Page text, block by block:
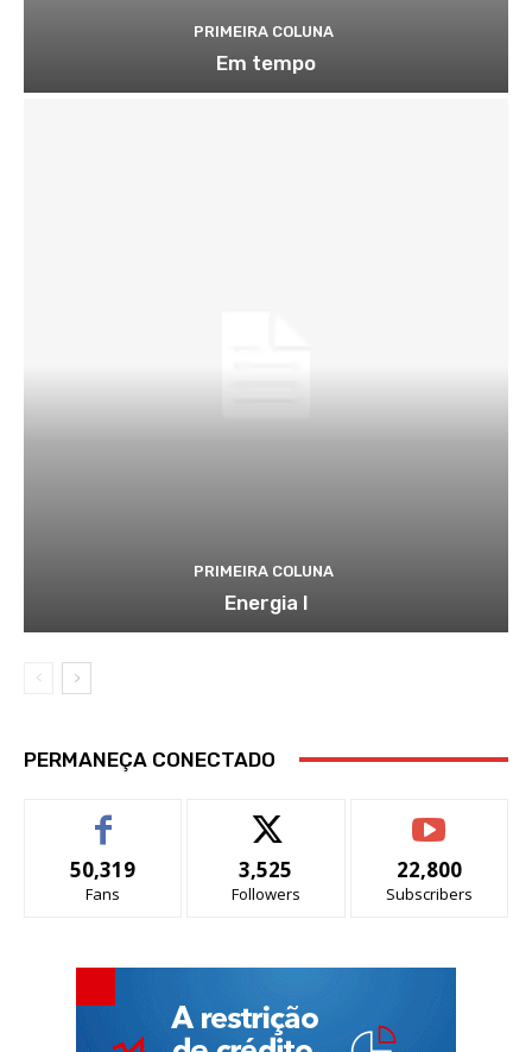
PRIMEIRA COLUNA
Em tempo
PRIMEIRA COLUNA
Energia I
PERMANEÇA CONECTADO
50,319
Fans
3,525
Followers
22,800
Subscribers